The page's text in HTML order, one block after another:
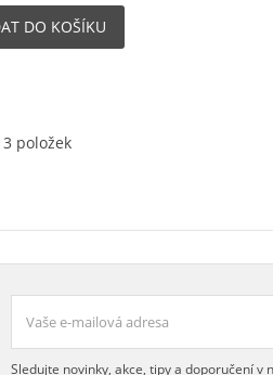
DO KOŠÍKU
položek
Sledujte novinky, akce, tipy a doporučení v